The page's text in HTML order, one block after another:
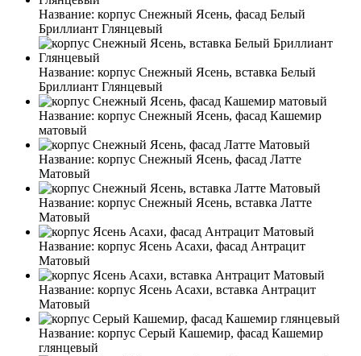
Название: корпус Снежный Ясень, фасад Белый
Бриллиант Глянцевый
Название: корпус Снежный Ясень, вставка Белый
Бриллиант Глянцевый
Название: корпус Снежный Ясень, фасад Кашемир
матовый
Название: корпус Снежный Ясень, фасад Латте
Матовый
Название: корпус Снежный Ясень, вставка Латте
Матовый
Название: корпус Ясень Асахи, фасад Антрацит
Матовый
Название: корпус Ясень Асахи, вставка Антрацит
Матовый
Название: корпус Серый Кашемир, фасад Кашемир
глянцевый